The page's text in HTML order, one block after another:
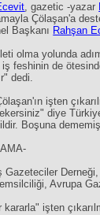
, gazetic -yazar
Çölaşan'a
Başkanı Rahşan
olma yolunda
feshinin de
dedi.
işten
diye
Boşuna
Avrupa
işten